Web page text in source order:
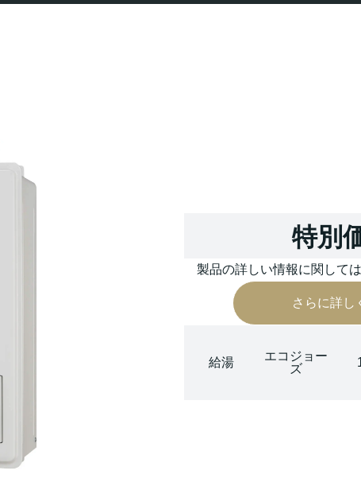
特別
製品の詳しい情報に関して
さらに詳し
給湯
エコジョー
ズ